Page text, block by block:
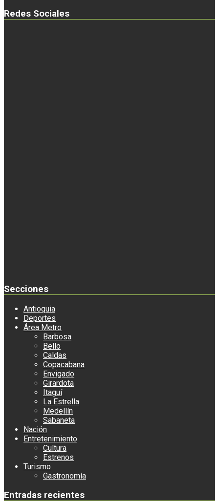
Redes Sociales
Secciones
Antioquia
Deportes
Área Metro
Barbosa
Bello
Caldas
Copacabana
Envigado
Girardota
Itaguí
La Estrella
Medellín
Sabaneta
Nación
Entretenimiento
Cultura
Estrenos
Turismo
Gastronomía
Entradas recientes